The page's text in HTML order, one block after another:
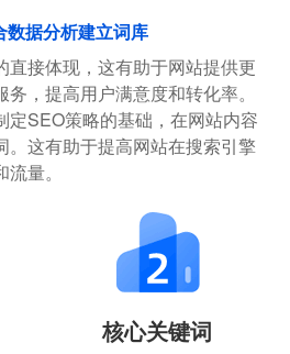
数据分析建立词库
直接体现，这有助于网站提供更
，提高用户满意度和转化率。
定SEO策略的基础，在网站内容
。这有助于提高网站在搜索引擎
量。
核心关键词